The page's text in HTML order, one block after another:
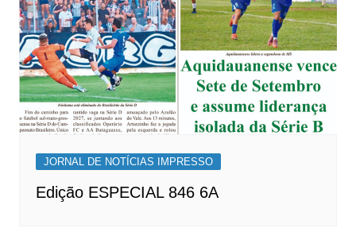
JORNAL DE NOTÍCIAS IMPRESSO
Edição ESPECIAL 846 6A